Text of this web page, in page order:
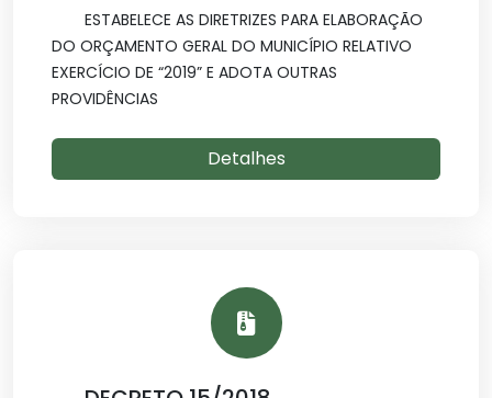
ESTABELECE AS DIRETRIZES PARA ELABORAÇÃO
DO ORÇAMENTO GERAL DO MUNICÍPIO RELATIVO
EXERCÍCIO DE “2019” E ADOTA OUTRAS
PROVIDÊNCIAS
Detalhes